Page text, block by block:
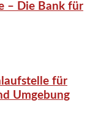
– Die Bank für
für
Umgebung